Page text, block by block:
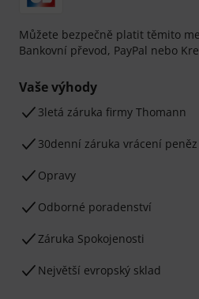
Můžete bezpečně platit těmito
Bankovní převod, PayPal nebo
Vaše výhody
3letá záruka firmy Thomann
30denní záruka vrácení peněz
Opravy
Odborné poradenství
Záruka Spokojenosti
Největší evropský sklad